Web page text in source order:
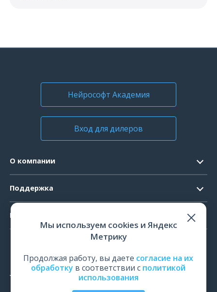
Нейрософт Академия
Вход для дилеров
О компании
Официальные документы
Поддержка
Системные требования
Поверка и калибровка
Продукты
ЭМГ
ИОМ
Мы используем cookies и Яндекс
Метрику
Продолжая работу, вы даете согласие на их
обработку в соответствии с политикой
использования